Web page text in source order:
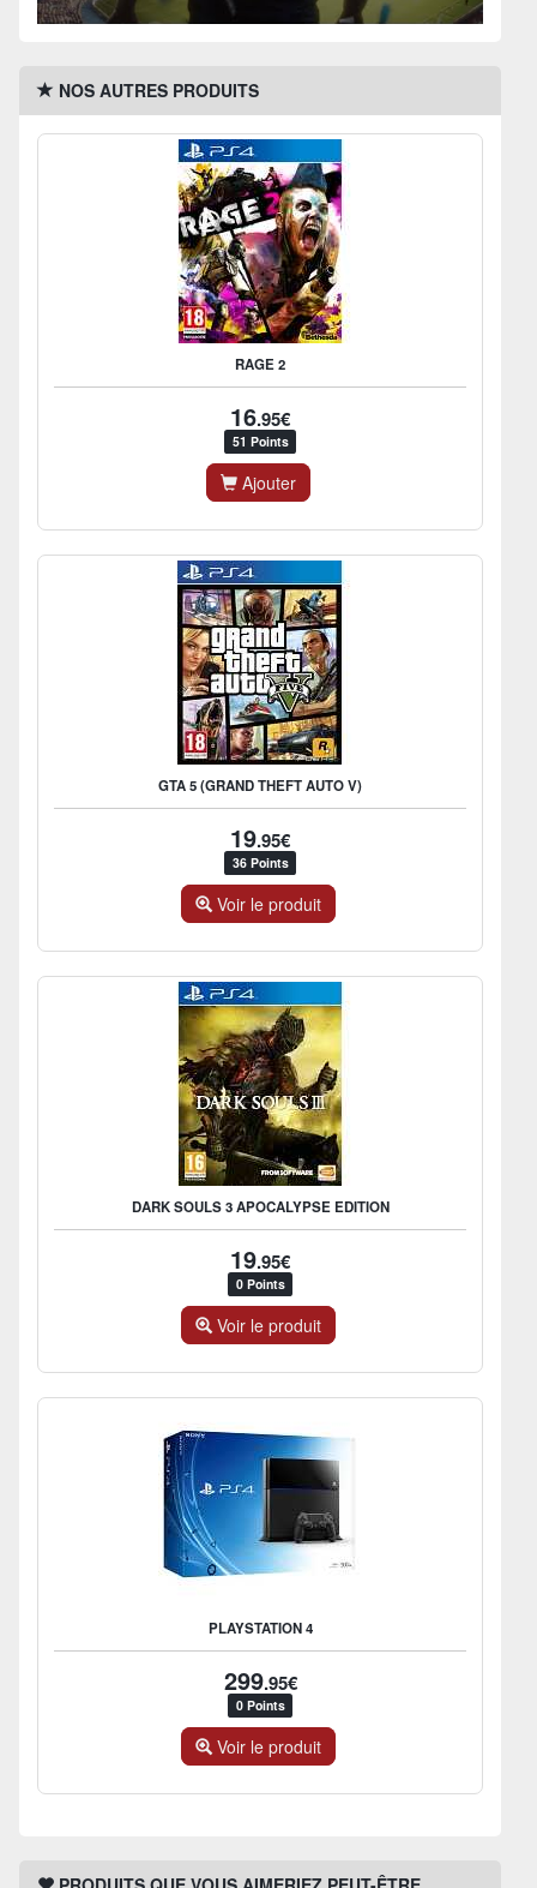
NOS AUTRES PRODUITS
RAGE 2
16.95€
51 Points
Ajouter
GTA 5 (GRAND THEFT AUTO V)
19.95€
36 Points
Voir le produit
DARK SOULS 3 APOCALYPSE EDITION
19.95€
0 Points
Voir le produit
PLAYSTATION 4
299.95€
0 Points
Voir le produit